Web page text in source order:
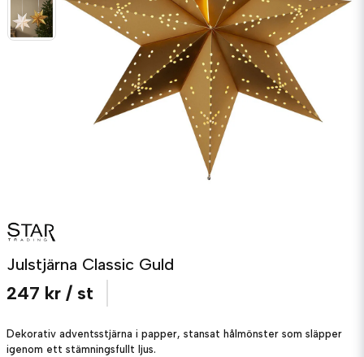
Julstjärna Classic Guld
247 kr / st
Dekorativ adventsstjärna i papper, stansat hålmönster som släpper
igenom ett stämningsfullt ljus.